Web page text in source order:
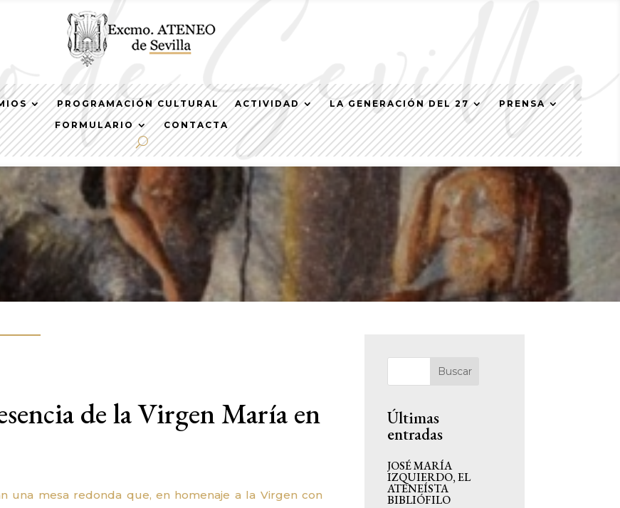
PROGRAMACIÓN CULTURAL ACTIVIDAD LA GENERACIÓN DEL 27
PRENSA
FORMULARIO
CONTACTA
de la Virgen María en
una mesa redonda que, en homenaje a la Virgen con
Buscar
Últimas
entradas
JOSÉ MARÍA
IZQUIERDO, EL
ATENEÍSTA
BIBLIÓFILO